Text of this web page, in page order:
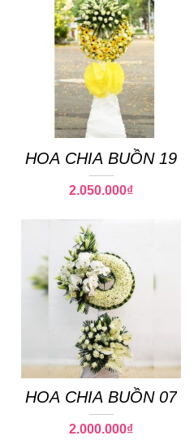
HOA CHIA BUỒN 19
2.050.000₫
HOA CHIA BUỒN 07
2.000.000₫